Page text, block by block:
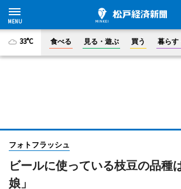
33°C 食べる 見る・遊ぶ 買う 暮らす
フォトフラッシュ
ビールに使っている枝豆の品種
娘」